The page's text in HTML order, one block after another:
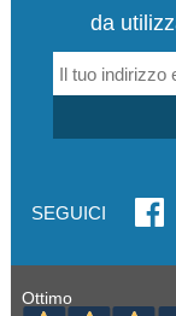
da
SEGUICI
Ottimo